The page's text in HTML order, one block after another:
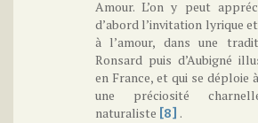
Amour. L’on y peut
d’abord l’invitation lyrique
à l’amour, dans une
Ronsard puis d’Aubigné
en France, et qui se déploie
une préciosité
naturaliste [8] .